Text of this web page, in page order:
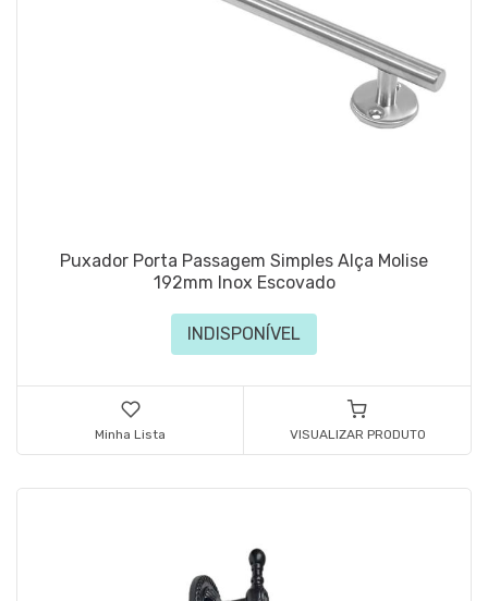
Puxador Porta Passagem Simples Alça Molise
192mm Inox Escovado
INDISPONÍVEL
Minha Lista VISUALIZAR PRODUTO